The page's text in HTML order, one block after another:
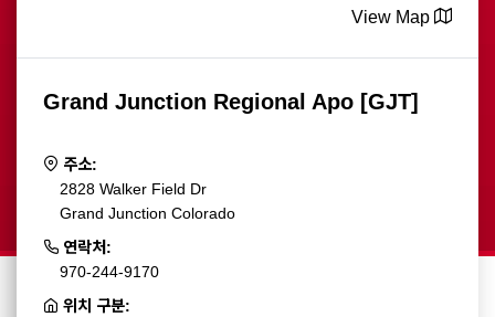
View Map
Grand Junction Regional Apo [GJT]
주소:
2828 Walker Field Dr
Grand Junction Colorado
연락처:
970-244-9170
위치 구분: